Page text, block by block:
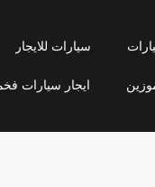
سيارات للايجار
ايجار سيارات